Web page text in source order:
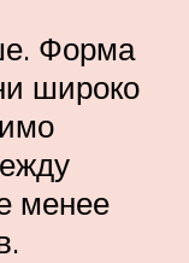
Форма
широко
менее